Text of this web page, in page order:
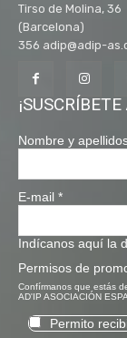
Tirso de
(Barcelona)
356 adip@adip-
Nombre y
E-mail *
Indícanos aquí la
Permisos de
Confírmanos que estás
AD'IP ASOCIACIÓN
Permito